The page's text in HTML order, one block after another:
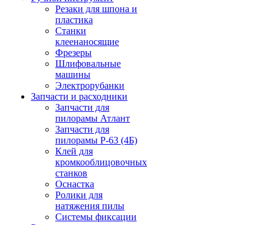
Резаки для шпона и
пластика
Станки
клеенаносящие
Фрезеры
Шлифовальные
машины
Электрорубанки
Запчасти и расходники
Запчасти для
пилорамы Атлант
Запчасти для
пилорамы Р-63 (4Б)
Клей для
кромкооблицовочных
станков
Оснастка
Ролики для
натяжения пилы
Системы фиксации